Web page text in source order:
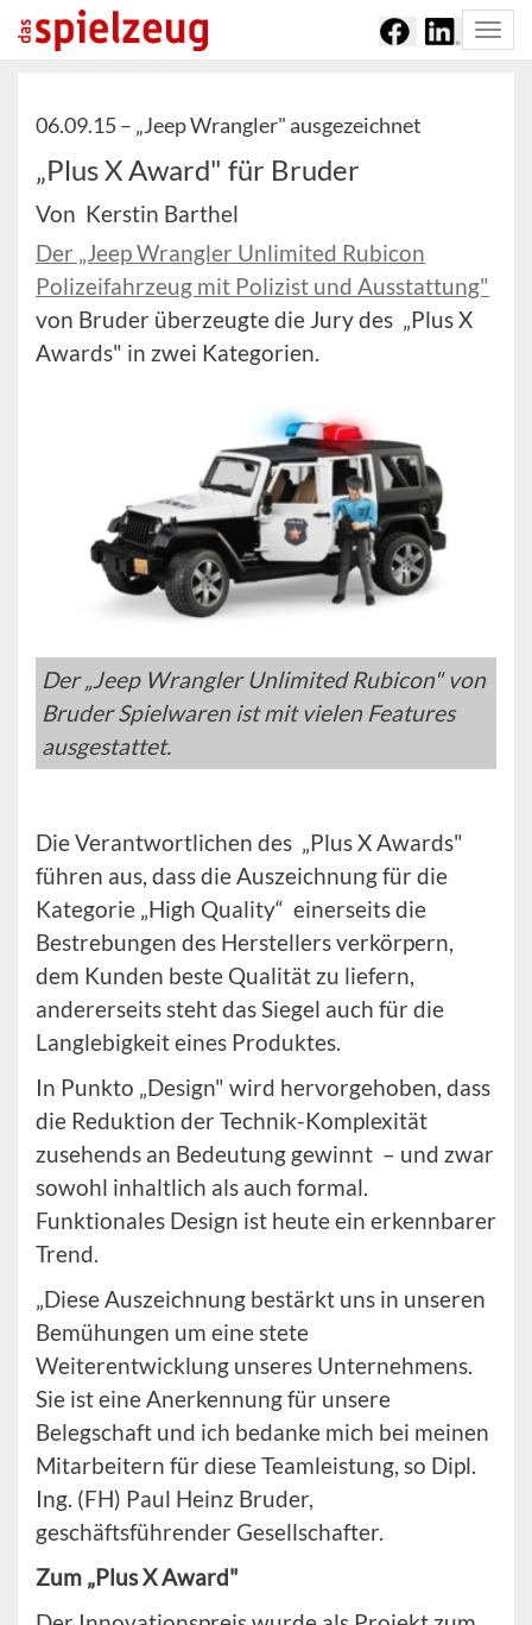
06.09.15 – „Jeep Wrangler" ausgezeichnet
„Plus X Award" für Bruder
Von Kerstin Barthel
Der „Jeep Wrangler Unlimited Rubicon
Polizeifahrzeug mit Polizist und Ausstattung"
von Bruder überzeugte die Jury des „Plus X
Awards" in zwei Kategorien.
Der „Jeep Wrangler Unlimited Rubicon" von
Bruder Spielwaren ist mit vielen Features
ausgestattet.
Die Verantwortlichen des „Plus X Awards"
führen aus, dass die Auszeichnung für die
Kategorie „High Quality“ einerseits die
Bestrebungen des Herstellers verkörpern,
dem Kunden beste Qualität zu liefern,
andererseits steht das Siegel auch für die
Langlebigkeit eines Produktes.
In Punkto „Design" wird hervorgehoben, dass
die Reduktion der Technik-Komplexität
zusehends an Bedeutung gewinnt – und zwar
sowohl inhaltlich als auch formal.
Funktionales Design ist heute ein erkennbarer
Trend.
„Diese Auszeichnung bestärkt uns in unseren
Bemühungen um eine stete
Weiterentwicklung unseres Unternehmens.
Sie ist eine Anerkennung für unsere
Belegschaft und ich bedanke mich bei meinen
Mitarbeitern für diese Teamleistung, so Dipl.
Ing. (FH) Paul Heinz Bruder,
geschäftsführender Gesellschafter.
Zum „Plus X Award"